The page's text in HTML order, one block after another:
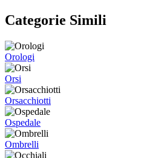
Categorie Simili
Orologi
Orsi
Orsacchiotti
Ospedale
Ombrelli